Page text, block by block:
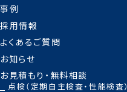
事例
採用情報
よくあるご質問
お知らせ
お見積もり・無料相談
点検（定期自主検査・性能検査）